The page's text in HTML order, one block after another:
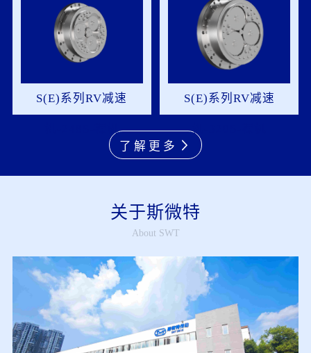
S(E)系列RV减速
机-248S-裸机
S(E)系列RV减速
机-320S-裸机
了解更多
关于斯微特
About SWT